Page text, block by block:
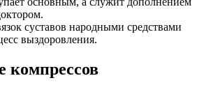
суставов народными средствами
выздоровления.
компрессов